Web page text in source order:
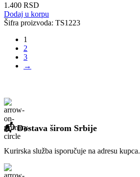
1.400 RSD
Dodaj u korpu
Šifra proizvoda: TS1223
1
2
3
→
📬 Dostava širom Srbije
Kurirska služba isporučuje na adresu kupca.